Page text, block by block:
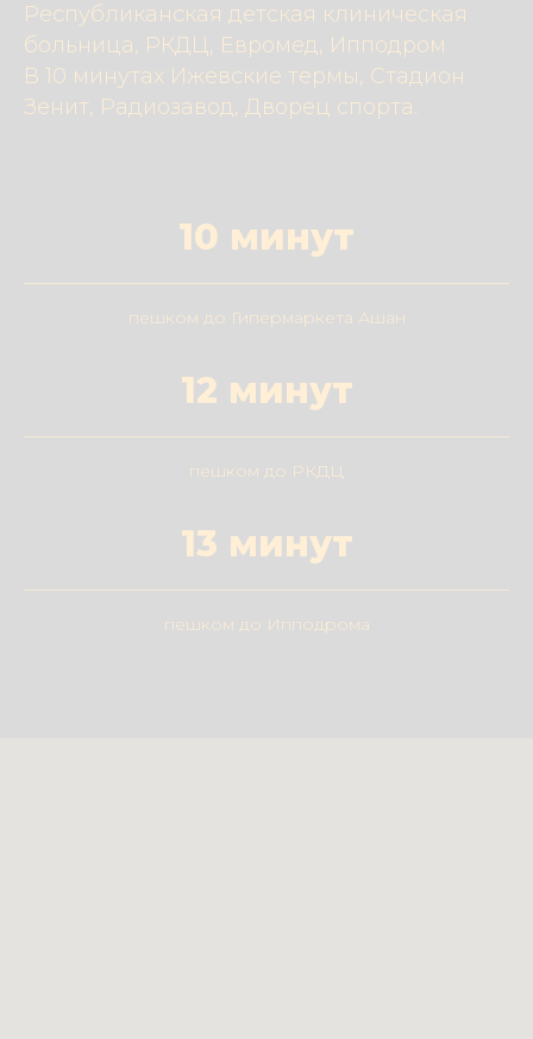
Республиканская детская клиническая
больница, РКДЦ, Евромед, Ипподром
В 10 минутах Ижевские термы, Стадион
Зенит, Радиозавод, Дворец спорта.
10 минут
пешком до Гипермаркета Ашан
12 минут
пешком до РКДЦ
13 минут
пешком до Ипподрома